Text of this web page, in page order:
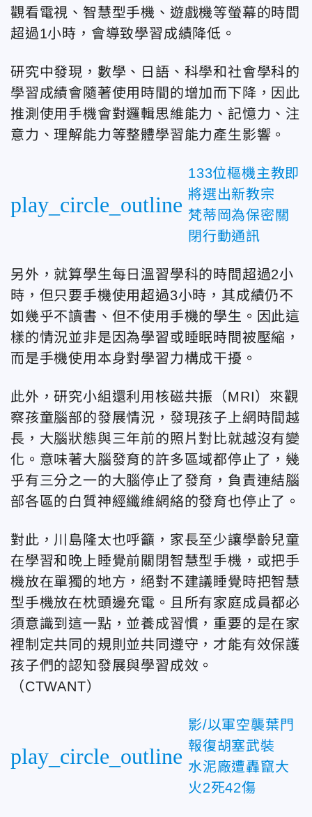
觀看電視、智慧型手機、遊戲機等螢幕的時間
超過1小時，會導致學習成績降低。
研究中發現，數學、日語、科學和社會學科的
學習成績會隨著使用時間的增加而下降，因此
推測使用手機會對邏輯思維能力、記憶力、注
意力、理解能力等整體學習能力產生影響。
play_circle_outline
133位樞機主教即
將選出新教宗
梵蒂岡為保密關
閉行動通訊
另外，就算學生每日溫習學科的時間超過2小
時，但只要手機使用超過3小時，其成績仍不
如幾乎不讀書、但不使用手機的學生。因此這
樣的情況並非是因為學習或睡眠時間被壓縮，
而是手機使用本身對學習力構成干擾。
此外，研究小組還利用核磁共振（MRI）來觀
察孩童腦部的發展情況，發現孩子上網時間越
長，大腦狀態與三年前的照片對比就越沒有變
化。意味著大腦發育的許多區域都停止了，幾
乎有三分之一的大腦停止了發育，負責連結腦
部各區的白質神經纖維網絡的發育也停止了。
對此，川島隆太也呼籲，家長至少讓學齡兒童
在學習和晚上睡覺前關閉智慧型手機，或把手
機放在單獨的地方，絕對不建議睡覺時把智慧
型手機放在枕頭邊充電。且所有家庭成員都必
須意識到這一點，並養成習慣，重要的是在家
裡制定共同的規則並共同遵守，才能有效保護
孩子們的認知發展與學習成效。
（CTWANT）
play_circle_outline
影/以軍空襲葉門
報復胡塞武裝
水泥廠遭轟竄大
火2死42傷